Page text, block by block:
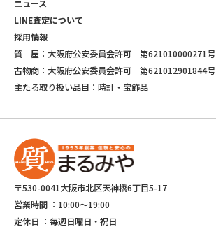
ニュース
LINE査定について
採用情報
質 屋：大阪府公安委員会許可 第621010000271号
古物商：大阪府公安委員会許可 第621012901844号
主たる取り扱い品目：時計・宝飾品
〒530-0041大阪市北区天神橋6丁目5-17
営業時間 ： 10:00～19:00
定休日 ： 毎週日曜日・祝日